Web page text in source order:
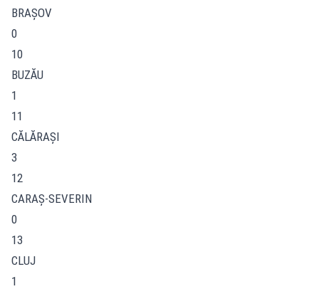
BRAŞOV
0
10
BUZĂU
1
11
CĂLĂRAŞI
3
12
CARAŞ-SEVERIN
0
13
CLUJ
1